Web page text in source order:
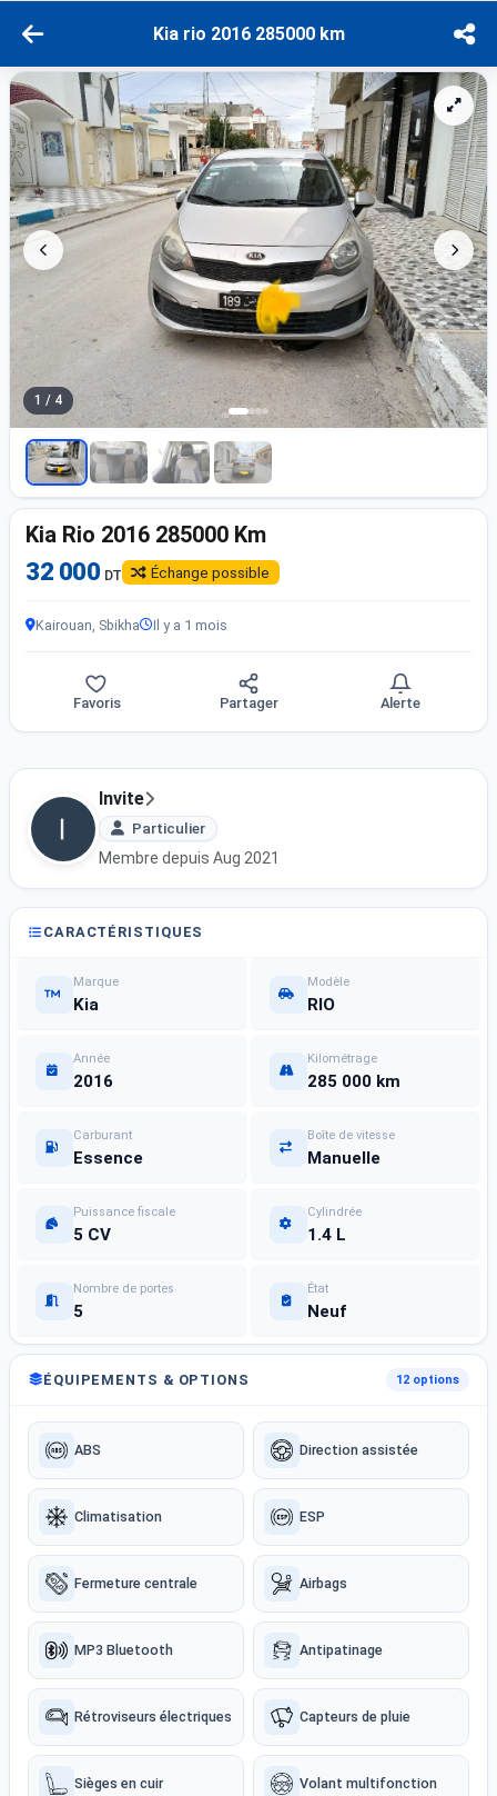
Kia rio 2016 285000 km
1 / 4
Kia Rio 2016 285000 Km
32 000 DT Échange possible
Kairouan, Sbikha Il y a 1 mois
Favoris Partager Alerte
Invite
Particulier
Membre depuis Aug 2021
CARACTÉRISTIQUES
Marque
Kia
Modèle
RIO
Année
2016
Kilométrage
285 000 km
Carburant
Essence
Boîte de vitesse
Manuelle
Puissance fiscale
5 CV
Cylindrée
1.4 L
Nombre de portes
5
État
Neuf
ÉQUIPEMENTS & OPTIONS 12 options
ABS Direction assistée
Climatisation ESP
Fermeture centrale Airbags
MP3 Bluetooth Antipatinage
Rétroviseurs électriques Capteurs de pluie
Sièges en cuir Volant multifonction